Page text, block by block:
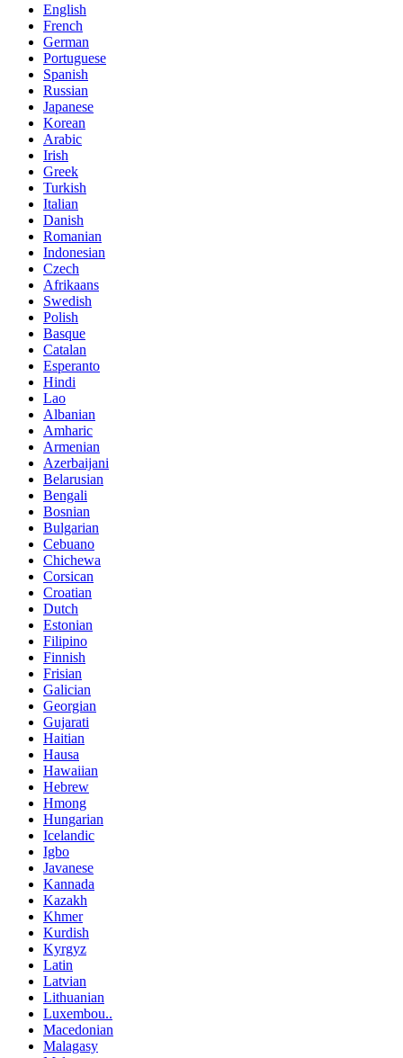
English
French
German
Portuguese
Spanish
Russian
Japanese
Korean
Arabic
Irish
Greek
Turkish
Italian
Danish
Romanian
Indonesian
Czech
Afrikaans
Swedish
Polish
Basque
Catalan
Esperanto
Hindi
Lao
Albanian
Amharic
Armenian
Azerbaijani
Belarusian
Bengali
Bosnian
Bulgarian
Cebuano
Chichewa
Corsican
Croatian
Dutch
Estonian
Filipino
Finnish
Frisian
Galician
Georgian
Gujarati
Haitian
Hausa
Hawaiian
Hebrew
Hmong
Hungarian
Icelandic
Igbo
Javanese
Kannada
Kazakh
Khmer
Kurdish
Kyrgyz
Latin
Latvian
Lithuanian
Luxembou..
Macedonian
Malagasy